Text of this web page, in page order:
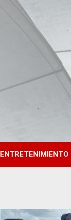
ENTRETENIMIENTO